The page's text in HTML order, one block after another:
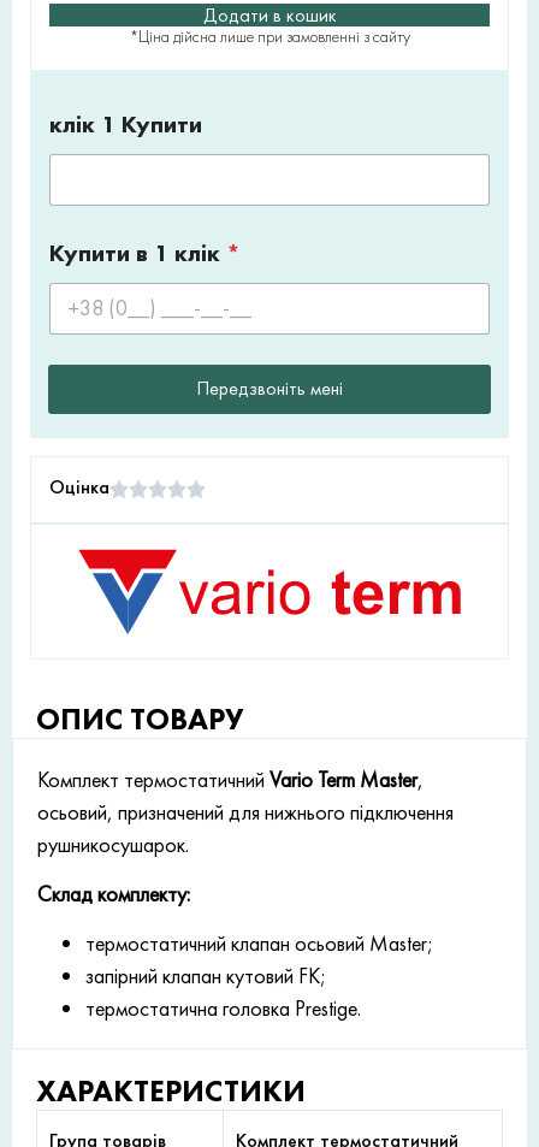
Додати в кошик
*Ціна дійсна лише при замовленні з сайту
клік 1 Купити
Купити в 1 клік *
Передзвоніть мені
Оцінка
ОПИС ТОВАРУ
Комплект термостатичний Vario Term Master,
осьовий, призначений для нижнього підключення
рушникосушарок.
Склад комплекту:
термостатичний клапан осьовий Master;
запірний клапан кутовий FK;
термостатична головка Prestige.
ХАРАКТЕРИСТИКИ
Група товарів Комплект термостатичний